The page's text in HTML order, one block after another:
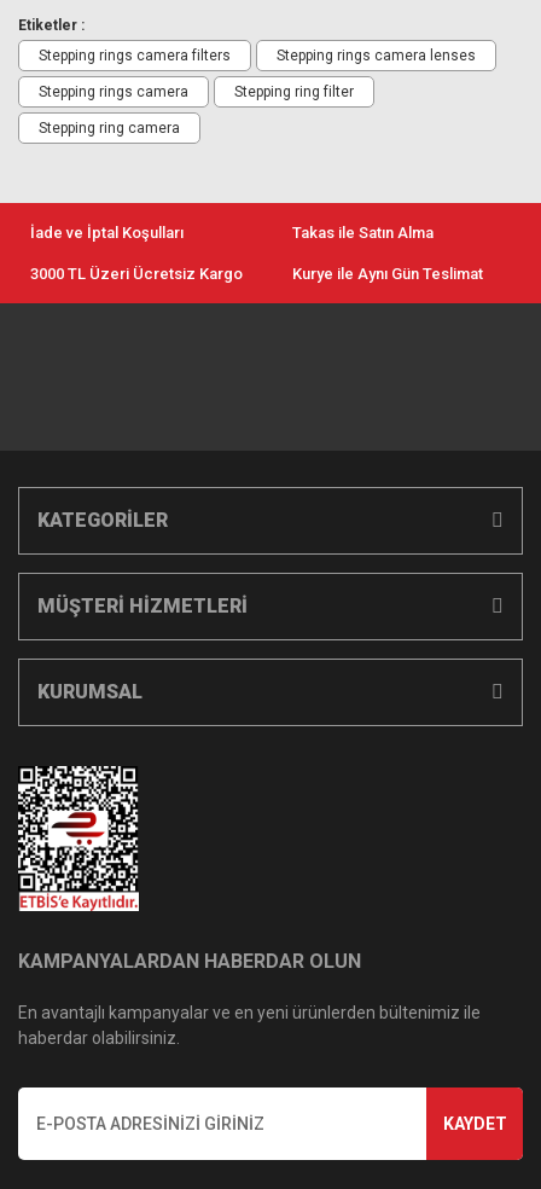
Etiketler :
Stepping rings camera filters
Stepping rings camera lenses
Stepping rings camera Stepping ring filter
Stepping ring camera
İade ve İptal Koşulları Takas ile Satın Alma
3000 TL Üzeri Ücretsiz Kargo Kurye ile Aynı Gün Teslimat
KATEGORİLER
MÜŞTERİ HİZMETLERİ
KURUMSAL
KAMPANYALARDAN HABERDAR OLUN
En avantajlı kampanyalar ve en yeni ürünlerden bültenimiz ile
haberdar olabilirsiniz.
KAYDET